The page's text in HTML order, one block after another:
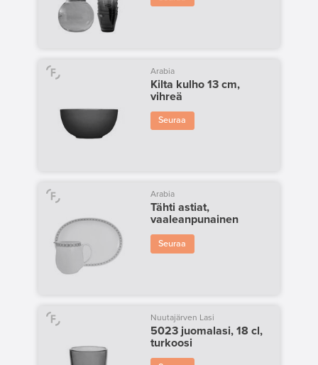
Arabia
Kilta kulho 13 cm,
vihreä
Seuraa
Arabia
Tähti astiat,
vaaleanpunainen
Seuraa
Nuutajärven Lasi
5023 juomalasi, 18 cl,
turkoosi